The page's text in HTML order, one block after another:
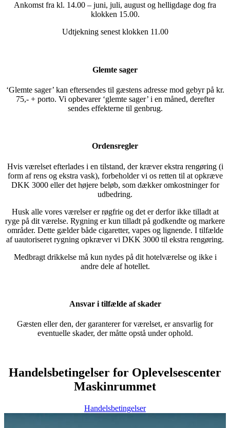
Ankomst fra kl. 14.00 – juni, juli, august og helligdage dog fra
klokken 15.00.
Udtjekning senest klokken 11.00
Glemte sager
‘Glemte sager’ kan eftersendes til gæstens adresse mod gebyr på kr.
75,- + porto. Vi opbevarer ‘glemte sager’ i en måned, derefter
sendes effekterne til genbrug.
Ordensregler
Hvis værelset efterlades i en tilstand, der kræver ekstra rengøring (i
form af rens og ekstra vask), forbeholder vi os retten til at opkræve
DKK 3000 eller det højere beløb, som dækker omkostninger for
udbedring.
Husk alle vores værelser er røgfrie og det er derfor ikke tilladt at
ryge på dit værelse. Rygning er kun tilladt på godkendte og markere
områder. Dette gælder både cigaretter, vapes og lignende. I tilfælde
af uautoriseret rygning opkræver vi DKK 3000 til ekstra rengøring.
Medbragt drikkelse må kun nydes på dit hotelværelse og ikke i
andre dele af hotellet.
Ansvar i tilfælde af skader
Gæsten eller den, der garanterer for værelset, er ansvarlig for
eventuelle skader, der måtte opstå under ophold.
Handelsbetingelser for Oplevelsescenter
Maskinrummet
Handelsbetingelser